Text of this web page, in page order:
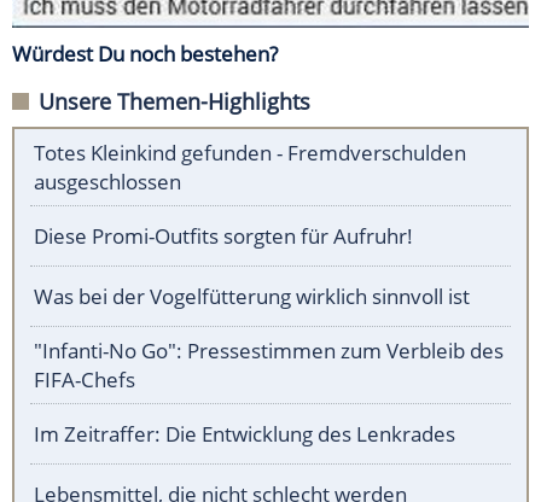
Würdest Du noch bestehen?
Unsere Themen-Highlights
Totes Kleinkind gefunden - Fremdverschulden
ausgeschlossen
Diese Promi-Outfits sorgten für Aufruhr!
Was bei der Vogelfütterung wirklich sinnvoll ist
"Infanti-No Go": Pressestimmen zum Verbleib des
FIFA-Chefs
Im Zeitraffer: Die Entwicklung des Lenkrades
Lebensmittel, die nicht schlecht werden